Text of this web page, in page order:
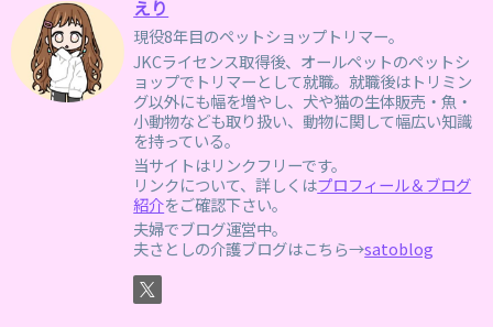
えり
現役8年目のペットショップトリマー。
JKCライセンス取得後、オールペットのペットシ
ョップでトリマーとして就職。就職後はトリミン
グ以外にも幅を増やし、犬や猫の生体販売・魚・
小動物なども取り扱い、動物に関して幅広い知識
を持っている。
当サイトはリンクフリーです。
リンクについて、詳しくはプロフィール＆ブログ
紹介をご確認下さい。
夫婦でブログ運営中。
夫さとしの介護ブログはこちら→satoblog